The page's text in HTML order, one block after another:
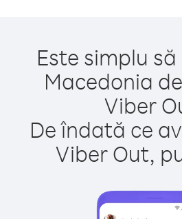
Este simplu
Macedonia
Viber
De îndată ce
Viber Out,